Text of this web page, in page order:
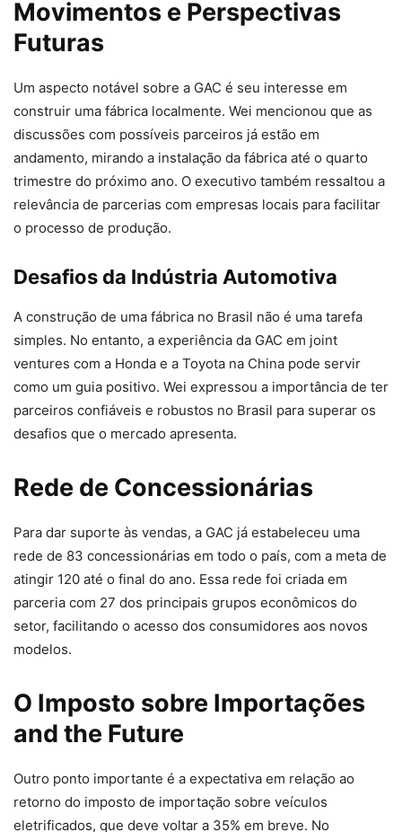
Movimentos e Perspectivas
Futuras
Um aspecto notável sobre a GAC é seu interesse em
construir uma fábrica localmente. Wei mencionou que as
discussões com possíveis parceiros já estão em
andamento, mirando a instalação da fábrica até o quarto
trimestre do próximo ano. O executivo também ressaltou a
relevância de parcerias com empresas locais para facilitar
o processo de produção.
Desafios da Indústria Automotiva
A construção de uma fábrica no Brasil não é uma tarefa
simples. No entanto, a experiência da GAC em joint
ventures com a Honda e a Toyota na China pode servir
como um guia positivo. Wei expressou a importância de ter
parceiros confiáveis e robustos no Brasil para superar os
desafios que o mercado apresenta.
Rede de Concessionárias
Para dar suporte às vendas, a GAC já estabeleceu uma
rede de 83 concessionárias em todo o país, com a meta de
atingir 120 até o final do ano. Essa rede foi criada em
parceria com 27 dos principais grupos econômicos do
setor, facilitando o acesso dos consumidores aos novos
modelos.
O Imposto sobre Importações
and the Future
Outro ponto importante é a expectativa em relação ao
retorno do imposto de importação sobre veículos
eletrificados, que deve voltar a 35% em breve. No